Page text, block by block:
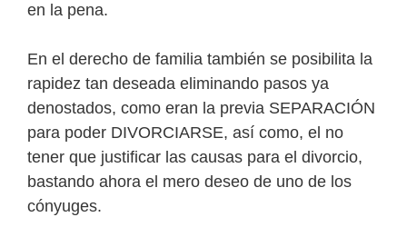
en la pena.
En el derecho de familia también se posibilita la
rapidez tan deseada eliminando pasos ya
denostados, como eran la previa SEPARACIÓN
para poder DIVORCIARSE, así como, el no
tener que justificar las causas para el divorcio,
bastando ahora el mero deseo de uno de los
cónyuges.